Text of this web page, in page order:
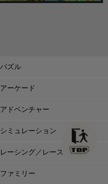
パズル
アーケード
アドベンチャー
シミュレーション
レーシング／レース
ファミリー